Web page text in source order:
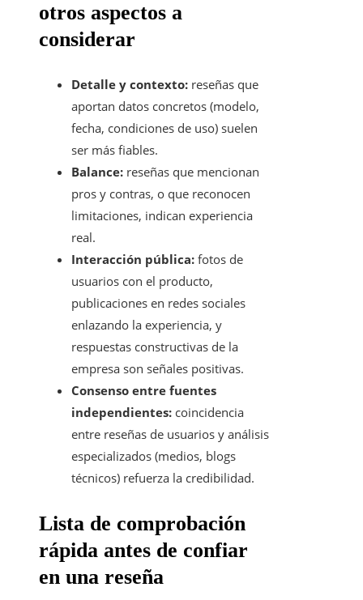
otros aspectos a
considerar
Detalle y contexto: reseñas que
aportan datos concretos (modelo,
fecha, condiciones de uso) suelen
ser más fiables.
Balance: reseñas que mencionan
pros y contras, o que reconocen
limitaciones, indican experiencia
real.
Interacción pública: fotos de
usuarios con el producto,
publicaciones en redes sociales
enlazando la experiencia, y
respuestas constructivas de la
empresa son señales positivas.
Consenso entre fuentes
independientes: coincidencia
entre reseñas de usuarios y análisis
especializados (medios, blogs
técnicos) refuerza la credibilidad.
Lista de comprobación
rápida antes de confiar
en una reseña